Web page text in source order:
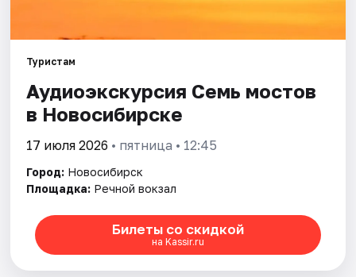
Города
Площадки
Рейтинги
Туристам
Аудиоэкскурсия Семь мостов
в Новосибирске
17 июля 2026 • пятница • 12:45
Город: Новосибирск
Площадка: Речной вокзал
Билеты со скидкой
на Kassir.ru